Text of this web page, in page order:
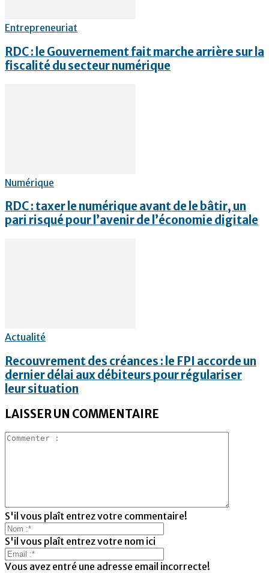
Entrepreneuriat
RDC : le Gouvernement fait marche arrière sur la
fiscalité du secteur numérique
Numérique
RDC : taxer le numérique avant de le bâtir, un
pari risqué pour l’avenir de l’économie digitale
Actualité
Recouvrement des créances : le FPI accorde un
dernier délai aux débiteurs pour régulariser
leur situation
LAISSER UN COMMENTAIRE
S'il vous plaît entrez votre commentaire!
S'il vous plaît entrez votre nom ici
Vous avez entré une adresse email incorrecte!